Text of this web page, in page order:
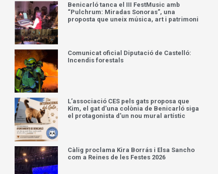
Benicarló tanca el III FestMusic amb
“Pulchrum: Miradas Sonoras”, una
proposta que uneix música, art i patrimoni
Comunicat oficial Diputació de Castelló:
Incendis forestals
L’associació CES pels gats proposa que
Kim, el gat d’una colònia de Benicarló siga
el protagonista d’un nou mural artístic
Càlig proclama Kira Borrás i Elsa Sancho
com a Reines de les Festes 2026